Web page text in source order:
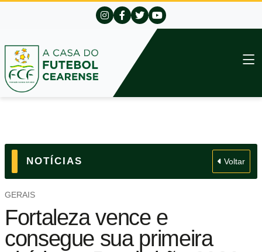
NOTÍCIAS Voltar
GERAIS
Fortaleza vence e
consegue sua primeira